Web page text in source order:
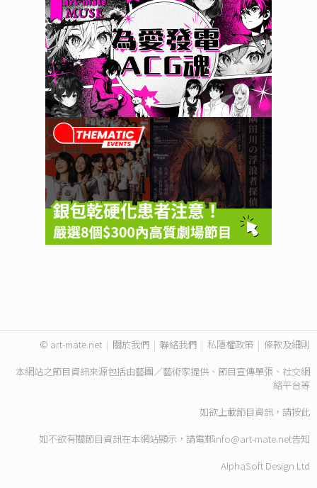
© art-mate.net | 關於我們 | 聯絡我們 | 私隱權政策 | 條款及細則
本網站之節目資訊來源包括由藝團／藝術家提供、節目宣傳單張、社交網
絡平台等
如欲上載節目資訊，請按此
如不欲有關節目資訊在本網站顯示，請電郵info@art-mate.net告知
AlphaSoft Design Ltd